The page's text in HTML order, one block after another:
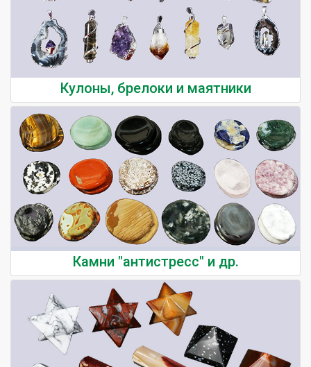
Кулоны, брелоки и маятники
Камни "антистресс" и др.